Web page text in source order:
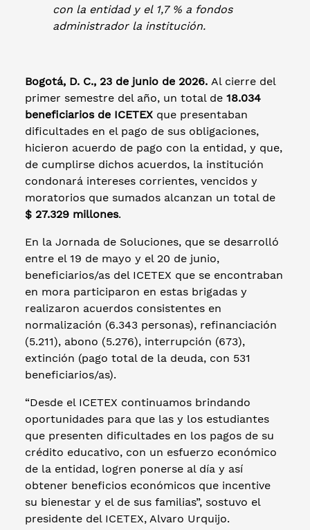
con la entidad y el 1,7 % a fondos
administrador la institución.
Bogotá, D. C., 23 de junio de 2026. Al cierre del
primer semestre del año, un total de 18.034
beneficiarios de ICETEX que presentaban
dificultades en el pago de sus obligaciones,
hicieron acuerdo de pago con la entidad, y que,
de cumplirse dichos acuerdos, la institución
condonará intereses corrientes, vencidos y
moratorios que sumados alcanzan un total de
$ 27.329 millones.
En la Jornada de Soluciones, que se desarrolló
entre el 19 de mayo y el 20 de junio,
beneficiarios/as del ICETEX que se encontraban
en mora participaron en estas brigadas y
realizaron acuerdos consistentes en
normalización (6.343 personas), refinanciación
(5.211), abono (5.276), interrupción (673),
extinción (pago total de la deuda, con 531
beneficiarios/as).
“Desde el ICETEX continuamos brindando
oportunidades para que las y los estudiantes
que presenten dificultades en los pagos de su
crédito educativo, con un esfuerzo económico
de la entidad, logren ponerse al día y así
obtener beneficios económicos que incentive
su bienestar y el de sus familias”, sostuvo el
presidente del ICETEX, Alvaro Urquijo.